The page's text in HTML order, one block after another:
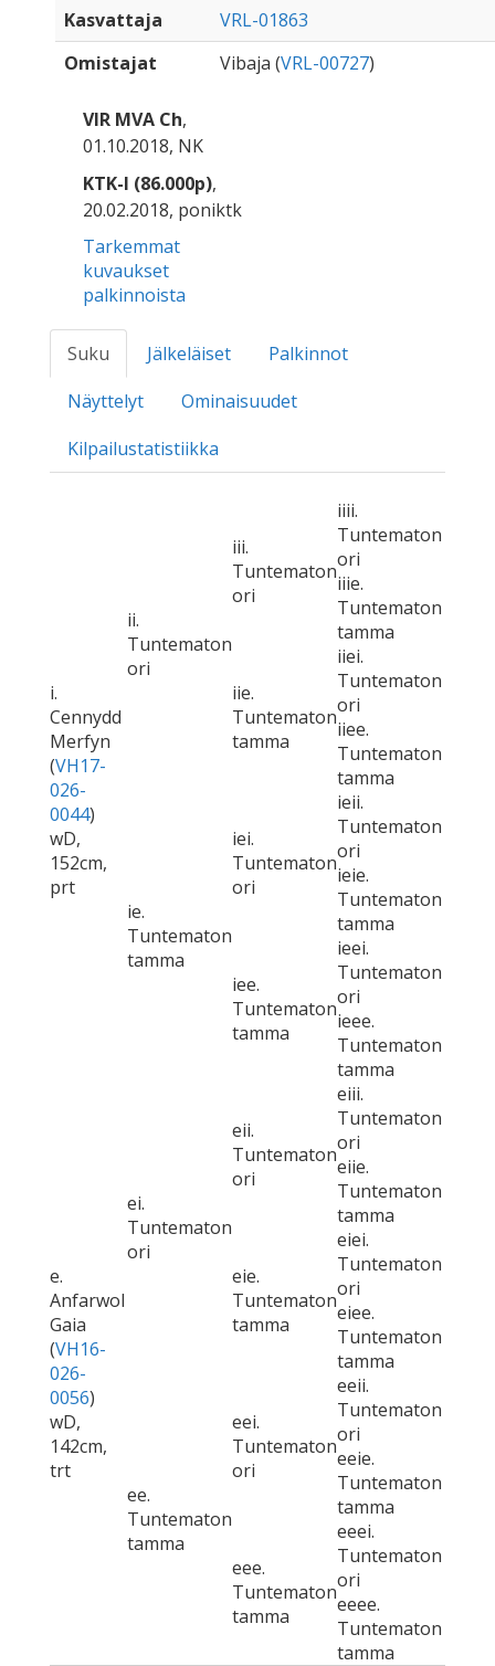
Kasvattaja
VRL-01863
Omistajat
Vibaja (VRL-00727)
VIR MVA Ch,
01.10.2018, NK
KTK-I (86.000p),
20.02.2018, poniktk
Tarkemmat
kuvaukset
palkinnoista
Suku Jälkeläiset
Palkinnot
Näyttelyt
Ominaisuudet
Kilpailustatistiikka
i.
Cennydd
Merfyn
(VH17-
026-
0044)
wD,
152cm,
prt
ii.
Tuntematon
ori
iii.
Tuntematon
ori
iiii.
Tuntematon
ori
iiie.
Tuntematon
tamma
iie.
Tuntematon
tamma
iiei.
Tuntematon
ori
iiee.
Tuntematon
tamma
ie.
Tuntematon
tamma
iei.
Tuntematon
ori
ieii.
Tuntematon
ori
ieie.
Tuntematon
tamma
iee.
Tuntematon
tamma
ieei.
Tuntematon
ori
ieee.
Tuntematon
tamma
e.
Anfarwol
Gaia
(VH16-
026-
0056)
wD,
142cm,
trt
ei.
Tuntematon
ori
eii.
Tuntematon
ori
eiii.
Tuntematon
ori
eiie.
Tuntematon
tamma
eie.
Tuntematon
tamma
eiei.
Tuntematon
ori
eiee.
Tuntematon
tamma
ee.
Tuntematon
tamma
eei.
Tuntematon
ori
eeii.
Tuntematon
ori
eeie.
Tuntematon
tamma
eee.
Tuntematon
tamma
eeei.
Tuntematon
ori
eeee.
Tuntematon
tamma